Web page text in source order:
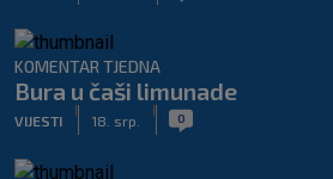
KOMENTAR TJEDNA
Bura u čaši limunade
VIJESTI 18. srp. 0